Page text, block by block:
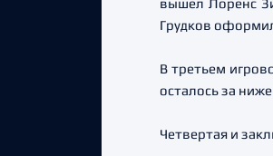
вышел Лоренс
Грудков
В третьем
осталось за
Четвертая и